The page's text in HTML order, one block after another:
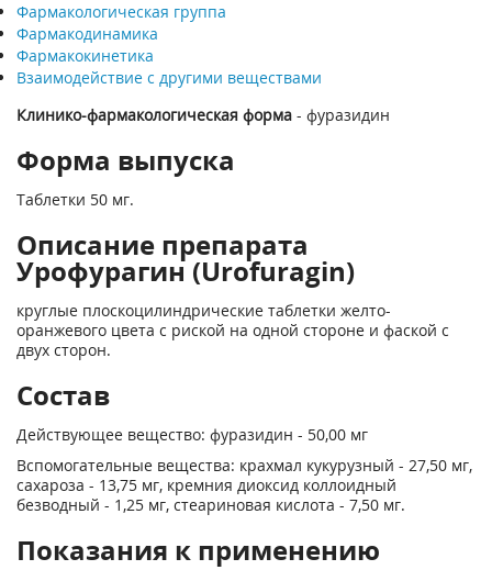
Фармакологическая группа
Фармакодинамика
Фармакокинетика
Взаимодействие с другими веществами
Клинико-фармакологическая форма - фуразидин
Форма выпуска
Таблетки 50 мг.
Описание препарата
Урофурагин (Urofuragin)
круглые плоскоцилиндрические таблетки желто-
оранжевого цвета с риской на одной стороне и фаской с
двух сторон.
Состав
Действующее вещество: фуразидин - 50,00 мг
Вспомогательные вещества: крахмал кукурузный - 27,50 мг,
сахароза - 13,75 мг, кремния диоксид коллоидный
безводный - 1,25 мг, стеариновая кислота - 7,50 мг.
Показания к применению